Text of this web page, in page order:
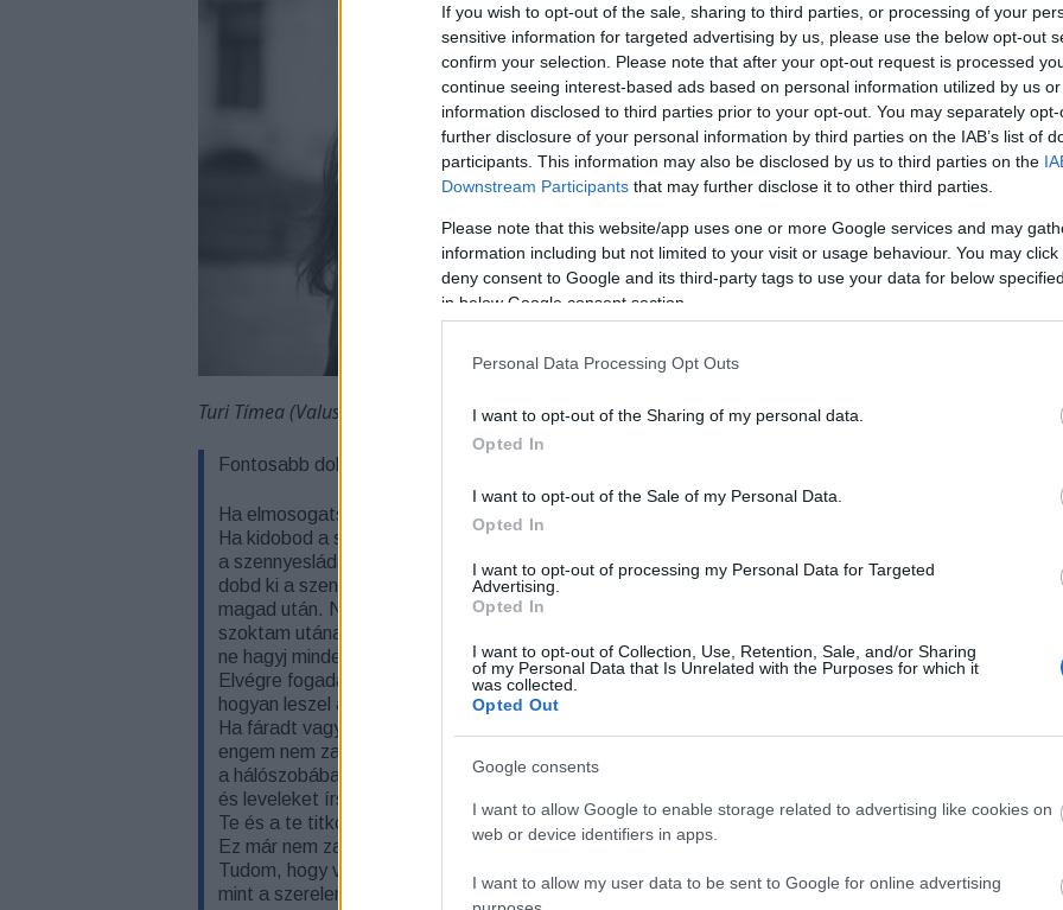
If you wish to opt-out of the sale, sharing to third parties, or processing of your
sensitive information for targeted advertising by us, please use the below opt-out
confirm your selection. Please note that after your opt-out request is processed
continue seeing interest-based ads based on personal information utilized by us
information disclosed to third parties prior to your opt-out. You may separately
further disclosure of your personal information by third parties on the IAB’s list of
participants. This information may also be disclosed by us to third parties on the
Downstream Participants that may further disclose it to other third parties.
Please note that this website/app uses one or more Google services and may
information including but not limited to your visit or usage behaviour. You may
deny consent to Google and its third-party tags to use your data for below
in below Google consent section.
Personal Data Processing Opt Outs
I want to opt-out of the Sharing of my personal data.
Opted In
I want to opt-out of the Sale of my Personal Data.
Opted In
I want to opt-out of processing my Personal Data for Targeted
Advertising.
Opted In
I want to opt-out of Collection, Use, Retention, Sale, and/or Sharing
of my Personal Data that Is Unrelated with the Purposes for which it
was collected.
Opted Out
Google consents
I want to allow Google to enable storage related to advertising like cookies on
web or device identifiers in apps.
I want to allow my user data to be sent to Google for online advertising
Turi Tímea (Valuska Gábor fotója)
Fontosabb dolgok
Ha elmosogatsz, használd a csöpögtetőt.
Ha kidobod a szennyest, hajtsd fel előtte
a szennyesláda tetejét. Egyáltalán:
dobd ki a szennyest, és mosogass el
magad után. Néha énutánam, ahogy én
szoktam utánad. Ne kelljen mondjam:
ne hagyj mindent egyedül csinálnom.
Elvégre fogadalmat tettünk, hogy végignézzük,
hogyan leszel az apád, én az anyám.
Ha fáradt vagy, ha beteg, ha éppen gyógyulsz,
engem nem zavar, hogy egyedül vackolsz
a hálószobába, hosszan csöndben vagy,
és leveleket írsz, isten tudja, kinek.
Te és a te titkos lelki életed.
Ez már nem zavar, mert ismerlek.
Tudom, hogy vannak fontosabb dolgok,
mint a szerelem.
(